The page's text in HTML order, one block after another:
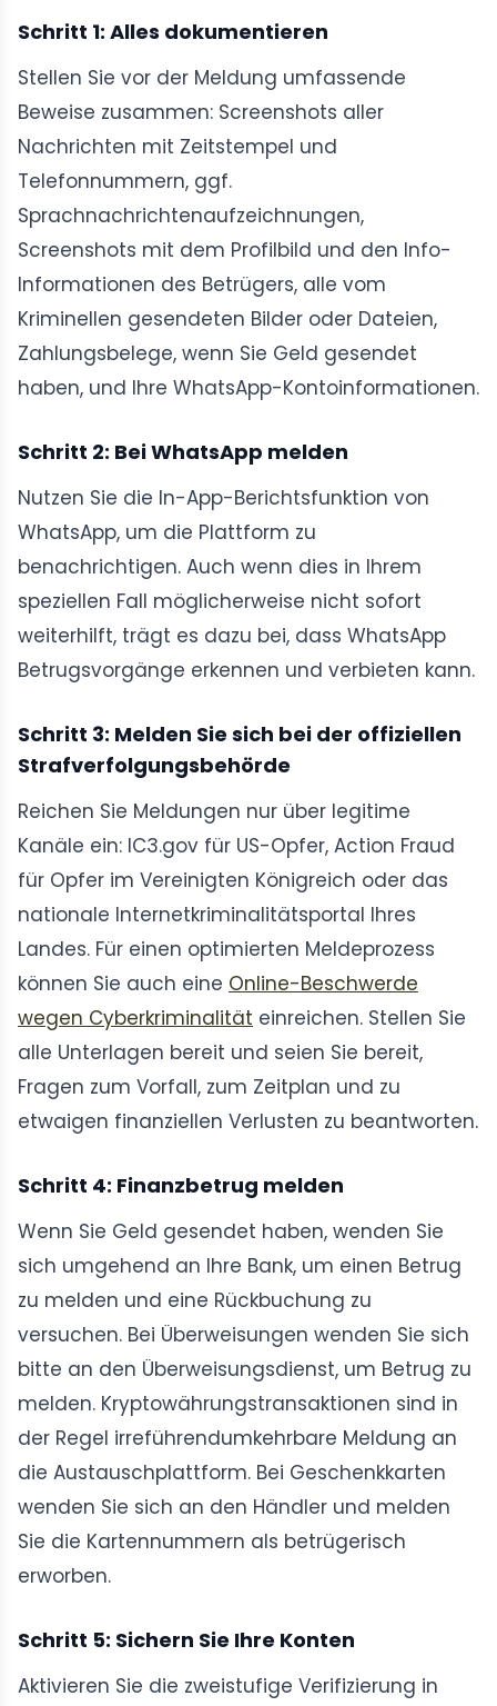
Schritt 1: Alles dokumentieren
Stellen Sie vor der Meldung umfassende
Beweise zusammen: Screenshots aller
Nachrichten mit Zeitstempel und
Telefonnummern, ggf.
Sprachnachrichtenaufzeichnungen,
Screenshots mit dem Profilbild und den Info-
Informationen des Betrügers, alle vom
Kriminellen gesendeten Bilder oder Dateien,
Zahlungsbelege, wenn Sie Geld gesendet
haben, und Ihre WhatsApp-Kontoinformationen.
Schritt 2: Bei WhatsApp melden
Nutzen Sie die In-App-Berichtsfunktion von
WhatsApp, um die Plattform zu
benachrichtigen. Auch wenn dies in Ihrem
speziellen Fall möglicherweise nicht sofort
weiterhilft, trägt es dazu bei, dass WhatsApp
Betrugsvorgänge erkennen und verbieten kann.
Schritt 3: Melden Sie sich bei der offiziellen
Strafverfolgungsbehörde
Reichen Sie Meldungen nur über legitime
Kanäle ein: IC3.gov für US-Opfer, Action Fraud
für Opfer im Vereinigten Königreich oder das
nationale Internetkriminalitätsportal Ihres
Landes. Für einen optimierten Meldeprozess
können Sie auch eine Online-Beschwerde
wegen Cyberkriminalität einreichen. Stellen Sie
alle Unterlagen bereit und seien Sie bereit,
Fragen zum Vorfall, zum Zeitplan und zu
etwaigen finanziellen Verlusten zu beantworten.
Schritt 4: Finanzbetrug melden
Wenn Sie Geld gesendet haben, wenden Sie
sich umgehend an Ihre Bank, um einen Betrug
zu melden und eine Rückbuchung zu
versuchen. Bei Überweisungen wenden Sie sich
bitte an den Überweisungsdienst, um Betrug zu
melden. Kryptowährungstransaktionen sind in
der Regel irreführendumkehrbare Meldung an
die Austauschplattform. Bei Geschenkkarten
wenden Sie sich an den Händler und melden
Sie die Kartennummern als betrügerisch
erworben.
Schritt 5: Sichern Sie Ihre Konten
Aktivieren Sie die zweistufige Verifizierung in